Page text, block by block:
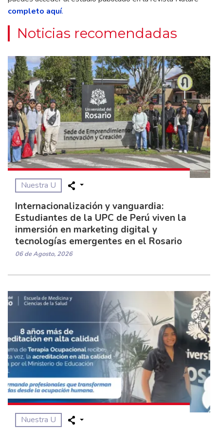
completo aquí.
Noticias recomendadas
Nuestra U
Internacionalización y vanguardia:
Estudiantes de la UPC de Perú viven la
inmersión en marketing digital y
tecnologías emergentes en el Rosario
06 de Agosto, 2026
Nuestra U